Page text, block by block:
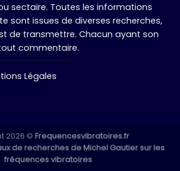
sectaire. Toutes les informations
sont issues de diverses recherches,
de transmettre. Chacun ayant son
commentaire.
Légales
2026 © Frequencesvibratoires.fr
de recherches de Michel Gautier sur les
fréquences vibratoires